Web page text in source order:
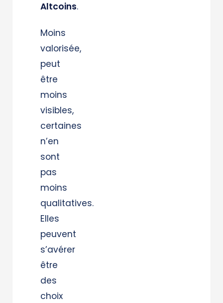
Altcoins.
Moins
valorisée,
peut
être
moins
visibles,
certaines
n’en
sont
pas
moins
qualitatives.
Elles
peuvent
s’avérer
être
des
choix